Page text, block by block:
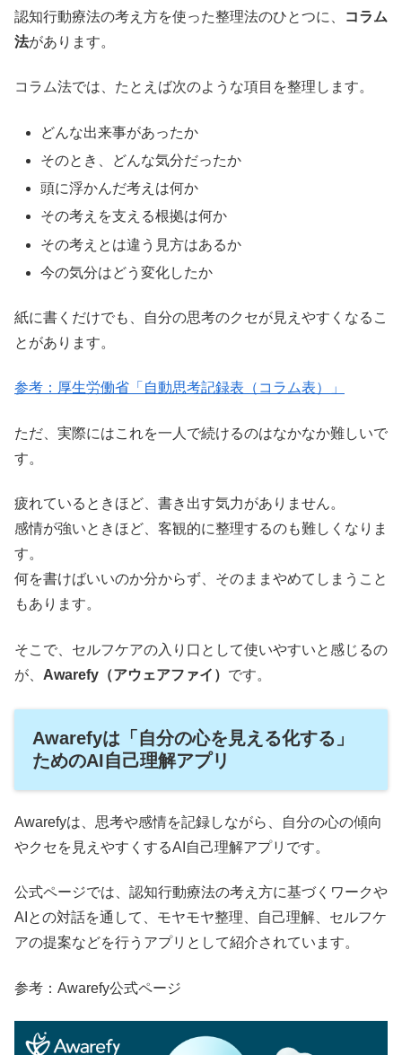
認知行動療法の考え方を使った整理法のひとつに、
コラム
法があります。
コラム法では、たとえば次のような項目を整理します。
どんな出来事があったか
そのとき、どんな気分だったか
頭に浮かんだ考えは何か
その考えを支える根拠は何か
その考えとは違う見方はあるか
今の気分はどう変化したか
紙に書くだけでも、自分の思考のクセが見えやすくなるこ
とがあります。
参考：厚生労働省「自動思考記録表（コラム表）」
ただ、実際にはこれを一人で続けるのはなかなか難しいで
す。
疲れているときほど、書き出す気力がありません。
感情が強いときほど、客観的に整理するのも難しくなりま
す。
何を書けばいいのか分からず、そのままやめてしまうこと
もあります。
そこで、セルフケアの入り口として使いやすいと感じるの
が、 Awarefy（アウェアファイ） です。
Awarefyは「自分の心を見える化する」
ためのAI自己理解アプリ
Awarefyは、思考や感情を記録しながら、自分の心の傾向
やクセを見えやすくするAI自己理解アプリです。
公式ページでは、認知行動療法の考え方に基づくワークや
AIとの対話を通して、モヤモヤ整理、自己理解、セルフケ
アの提案などを行うアプリとして紹介されています。
参考：Awarefy公式ページ